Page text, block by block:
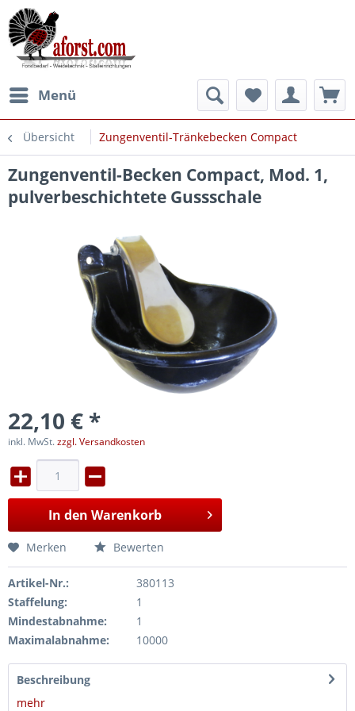
Menü
Übersicht Zungenventil-Tränkebecken Compact
Zungenventil-Becken Compact, Mod. 1,
pulverbeschichtete Gussschale
22,10 € *
inkl. MwSt.zzgl. Versandkosten
In den Warenkorb
Merken Bewerten
Artikel-Nr.:
380113
Staffelung:
1
Mindestabnahme:
1
Maximalabnahme:
10000
Beschreibung
mehr